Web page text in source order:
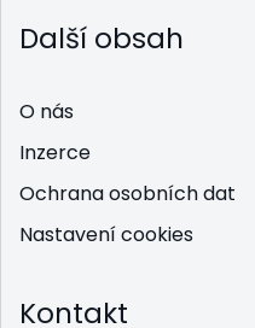
Další obsah
O nás
Inzerce
Ochrana osobních dat
Nastavení cookies
Kontakt